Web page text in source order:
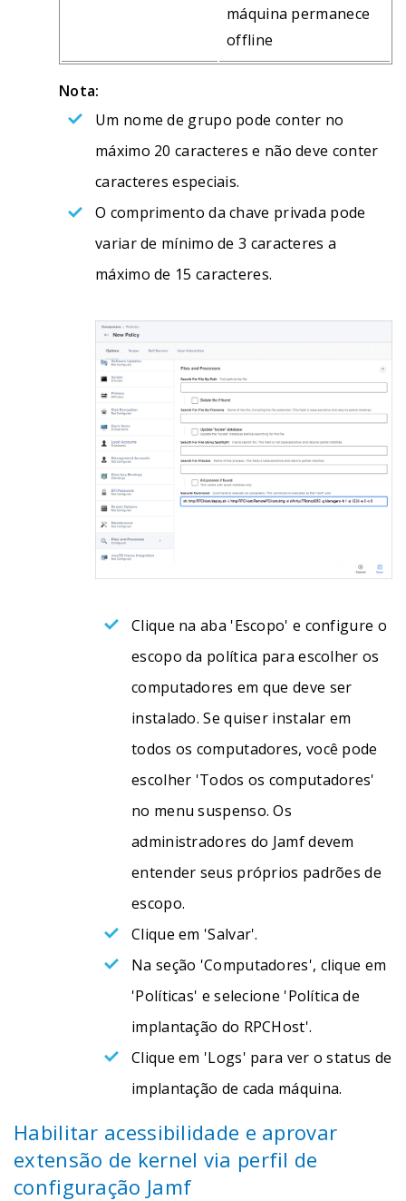
máquina permanece
offline
Nota:
Um nome de grupo pode conter no
máximo 20 caracteres e não deve conter
caracteres especiais.
O comprimento da chave privada pode
variar de mínimo de 3 caracteres a
máximo de 15 caracteres.
Clique na aba 'Escopo' e configure o
escopo da política para escolher os
computadores em que deve ser
instalado. Se quiser instalar em
todos os computadores, você pode
escolher 'Todos os computadores'
no menu suspenso. Os
administradores do Jamf devem
entender seus próprios padrões de
escopo.
Clique em 'Salvar'.
Na seção 'Computadores', clique em
'Políticas' e selecione 'Política de
implantação do RPCHost'.
Clique em 'Logs' para ver o status de
implantação de cada máquina.
Habilitar acessibilidade e aprovar
extensão de kernel via perfil de
configuração Jamf